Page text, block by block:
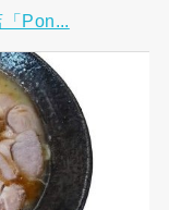
Pon...